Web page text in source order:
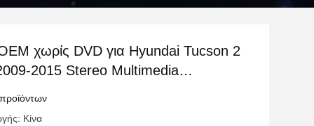
χωρίς DVD για Hyundai Tucson 2
2015 Stereo Multimedia
Κίνα